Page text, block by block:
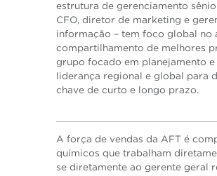
estrutura de gerenciamento
CFO, diretor de marketing e
informação – tem foco global no
compartilhamento de melhores
grupo focado em planejamento
liderança regional e global para
chave de curto e longo prazo.
A força de vendas da AFT é
químicos que trabalham
se diretamente ao gerente geral